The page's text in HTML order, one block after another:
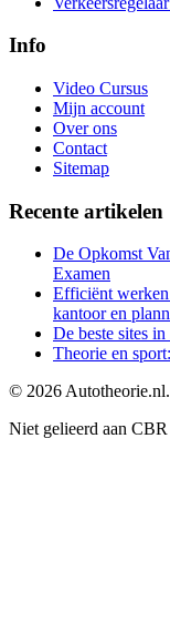
Info
Video Cursus
Mijn account
Over ons
Contact
Sitemap
Recente artikelen
De Opkomst
Examen
Efficiënt
kantoor en
De beste sites
Theorie en
© 2026
Niet gelieerd aan